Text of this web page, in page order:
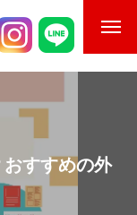
すすめの外